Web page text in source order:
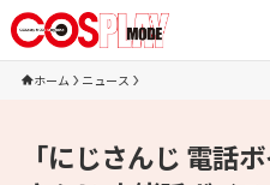
ホーム ニュース
「にじさんじ 電話